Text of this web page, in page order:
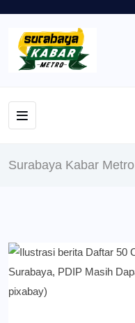
Surabaya Kabar Metro